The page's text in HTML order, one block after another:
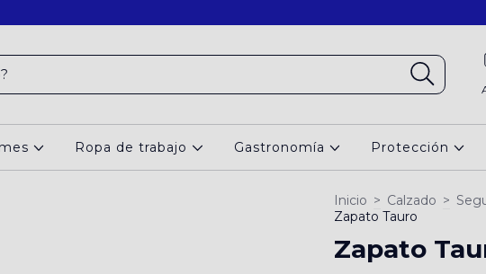
Ropa de trabajo Gastronomía Protección
Inicio > Calzado >
Zapato Tauro
Zapato